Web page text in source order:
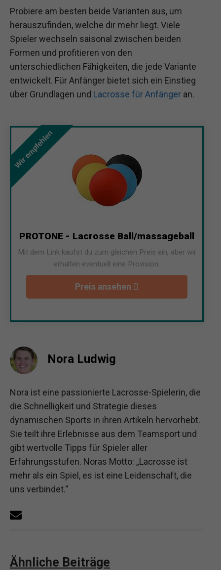
Probiere am besten beide Varianten aus, um
herauszufinden, welche dir mehr liegt. Viele
Spieler wechseln saisonal zwischen beiden
Formen und profitieren von den
unterschiedlichen Fähigkeiten, die jede Variante
entwickelt. Für Anfänger bietet sich ein Einstieg
über Grundlagen und Lacrosse für Anfänger an.
Wir empfehlen
PROTONE - Lacrosse Ball/massageball
Mit dem Link kaufst du zum gleichen Preis ein, aber wir
erhalten eventuell eine Provision.
Preis ansehen
Nora Ludwig
Nora ist eine passionierte Lacrosse-Spielerin, die
die Schnelligkeit und Strategie dieses
dynamischen Sports in ihren Artikeln hervorhebt.
Sie teilt ihre Erlebnisse aus dem Teamsport und
gibt wertvolle Tipps für Spieler aller
Erfahrungsstufen. Noras Motto: „Lacrosse ist
mehr als ein Spiel, es ist eine Leidenschaft, die
uns verbindet.“
Ähnliche Beiträge